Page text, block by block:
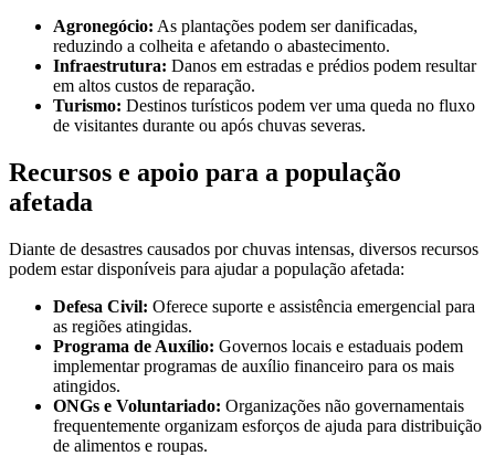
Agronegócio: As plantações podem ser danificadas,
reduzindo a colheita e afetando o abastecimento.
Infraestrutura: Danos em estradas e prédios podem resultar
em altos custos de reparação.
Turismo: Destinos turísticos podem ver uma queda no fluxo
de visitantes durante ou após chuvas severas.
Recursos e apoio para a população
afetada
Diante de desastres causados por chuvas intensas, diversos recursos
podem estar disponíveis para ajudar a população afetada:
Defesa Civil: Oferece suporte e assistência emergencial para
as regiões atingidas.
Programa de Auxílio: Governos locais e estaduais podem
implementar programas de auxílio financeiro para os mais
atingidos.
ONGs e Voluntariado: Organizações não governamentais
frequentemente organizam esforços de ajuda para distribuição
de alimentos e roupas.